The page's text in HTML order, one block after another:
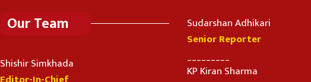
Our Team
Shishir Simkhada
Sudarshan Adhikari
Senior Reporter
KP Kiran Sharma